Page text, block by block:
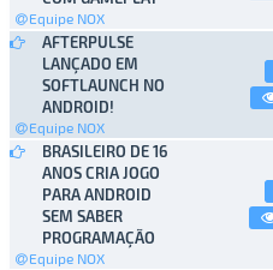
Equipe NOX
AFTERPULSE
LANÇADO EM
SOFTLAUNCH NO
ANDROID!
Equipe NOX
BRASILEIRO DE 16
ANOS CRIA JOGO
PARA ANDROID
SEM SABER
PROGRAMAÇÃO
Equipe NOX